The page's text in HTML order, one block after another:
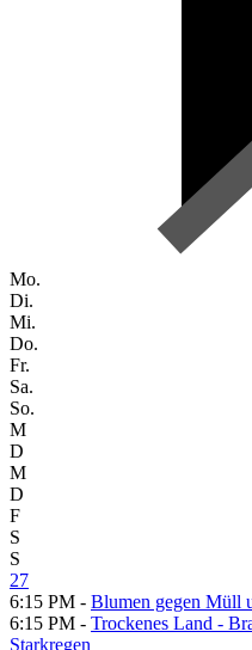
Mo.
Di.
Mi.
Do.
Fr.
Sa.
So.
M
D
M
D
F
S
S
27
6:15 PM - Blumen gegen Müll
6:15 PM - Trockenes Land -
Starkregen